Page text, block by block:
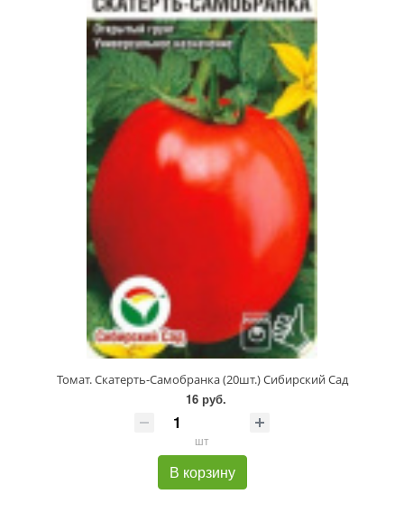
Томат. Скатерть-Самобранка (20шт.) Сибирский Сад
16 руб.
шт
В корзину